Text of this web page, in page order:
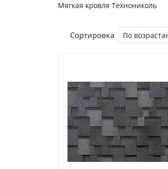
Мягкая кровля Технониколь
Сортировка